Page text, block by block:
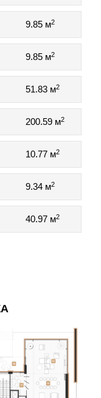
9.85 м2
9.85 м2
51.83 м2
200.59 м2
10.77 м2
9.34 м2
40.97 м2